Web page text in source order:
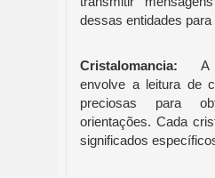
dessas entidades para
Cristalomancia: A
envolve a leitura de
preciosas para
orientações. Cada
significados